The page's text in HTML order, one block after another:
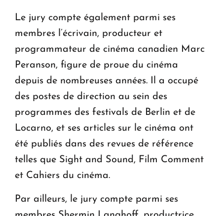
Le jury compte également parmi ses
membres l’écrivain, producteur et
programmateur de cinéma canadien Marc
Peranson, figure de proue du cinéma
depuis de nombreuses années. Il a occupé
des postes de direction au sein des
programmes des festivals de Berlin et de
Locarno, et ses articles sur le cinéma ont
été publiés dans des revues de référence
telles que Sight and Sound, Film Comment
et Cahiers du cinéma.
Par ailleurs, le jury compte parmi ses